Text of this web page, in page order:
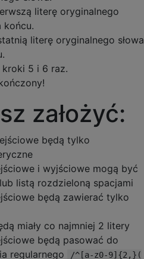
literę oryginalnego
końcu.
literę oryginalnego słowa
5 i 6 raz.
założyć:
będą tylko
i wyjściowe mogą być
listą rozdzieloną spacjami
będą zawierać tylko
miały co najmniej 2 litery
będą pasować do
regularnego
/^[a-z0-9]{2,}(